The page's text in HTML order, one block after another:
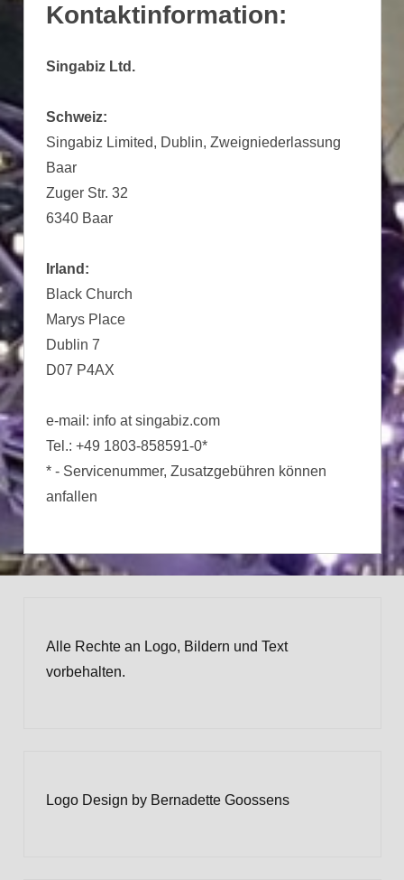
Kontaktinformation:
Singabiz Ltd.
Schweiz:
Singabiz Limited, Dublin, Zweigniederlassung
Baar
Zuger Str. 32
6340 Baar
Irland:
Black Church
Marys Place
Dublin 7
D07 P4AX
e-mail: info at singabiz.com
Tel.: +49 1803-858591-0*
* - Servicenummer, Zusatzgebühren können
anfallen
Alle Rechte an Logo, Bildern und Text
vorbehalten.
Logo Design by Bernadette Goossens